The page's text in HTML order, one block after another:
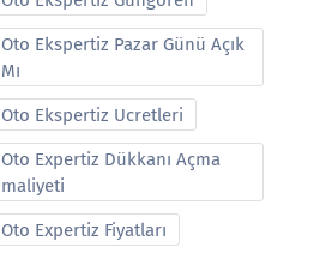
Oto Ekspertiz Pazar Günü Açık
Mı
Oto Ekspertiz Ucretleri
Oto Expertiz Dükkanı Açma
maliyeti
Oto Expertiz Fiyatları